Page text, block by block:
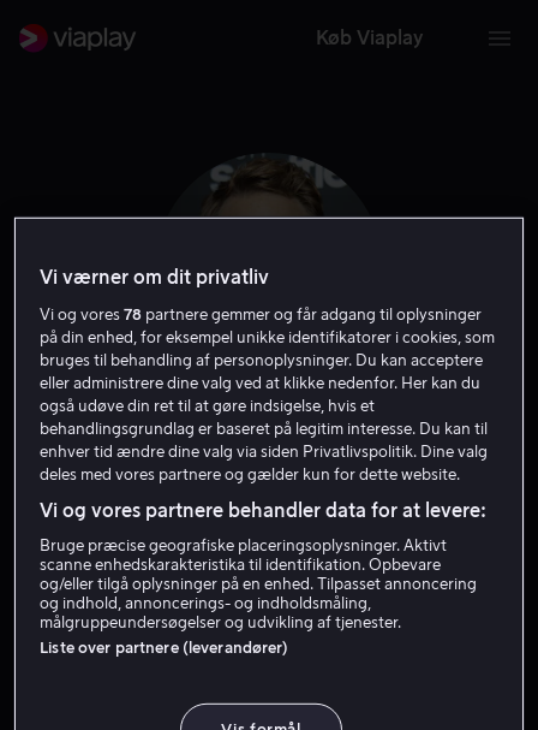
Køb Viaplay
Jimmy Ray Bennett
Vi værner om dit privatliv
Vi og vores78 partnere gemmer og får adgang til oplysninger
på din enhed, for eksempel unikke identifikatorer i cookies, som
bruges til behandling af personoplysninger. Du kan acceptere
eller administrere dine valg ved at klikke nedenfor. Her kan du
også udøve din ret til at gøre indsigelse, hvis et
behandlingsgrundlag er baseret på legitim interesse. Du kan til
enhver tid ændre dine valg via siden Privatlivspolitik. Dine valg
deles med vores partnere og gælder kun for dette website.
Vi og vores partnere behandler data for at levere:
Bruge præcise geografiske placeringsoplysninger. Aktivt
scanne enhedskarakteristika til identifikation. Opbevare
og/eller tilgå oplysninger på en enhed. Tilpasset annoncering
og indhold, annoncerings- og indholdsmåling,
målgruppeundersøgelser og udvikling af tjenester.
Liste over partnere (leverandører)